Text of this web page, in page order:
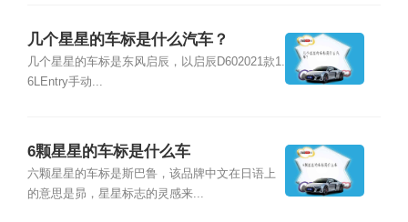
几个星星的车标是什么汽车？
几个星星的车标是东风启辰，以启辰D602021款1.
6LEntry手动...
6颗星星的车标是什么车
六颗星星的车标是斯巴鲁，该品牌中文在日语上
的意思是昴，星星标志的灵感来...